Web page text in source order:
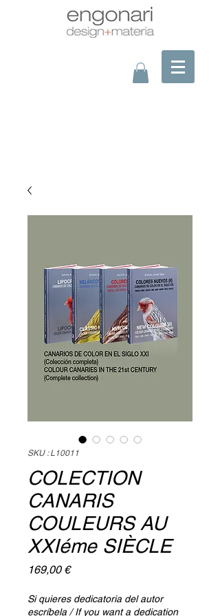
SKU : L10011
COLECTION
CANARIS
COULEURS AU
XXIéme SIÈCLE
169,00 €Prix
Si quieres dedicatoria del autor
escríbela / If you want a dedication